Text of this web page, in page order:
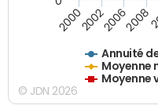
Annuité
Moyenne
Moyenne
2000200220062008
© JDN 2026